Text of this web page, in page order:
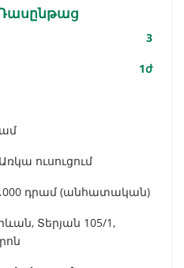
Դասընթաց
3
1ժ
Առկա ուսուցում
դրամ (անհատական)
Տերյան 105/1,